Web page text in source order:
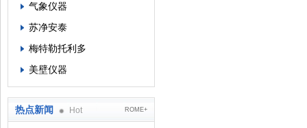
气象仪器
苏净安泰
梅特勒托利多
美壁仪器
热点新闻 Hot ROME+